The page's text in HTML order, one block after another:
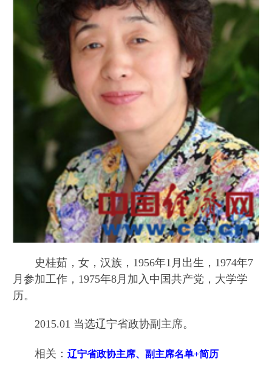
史桂茹，女，汉族，1956年1月出生，1974年7
月参加工作，1975年8月加入中国共产党，大学学
历。
2015.01 当选辽宁省政协副主席。
相关：辽宁省政协主席、副主席名单+简历